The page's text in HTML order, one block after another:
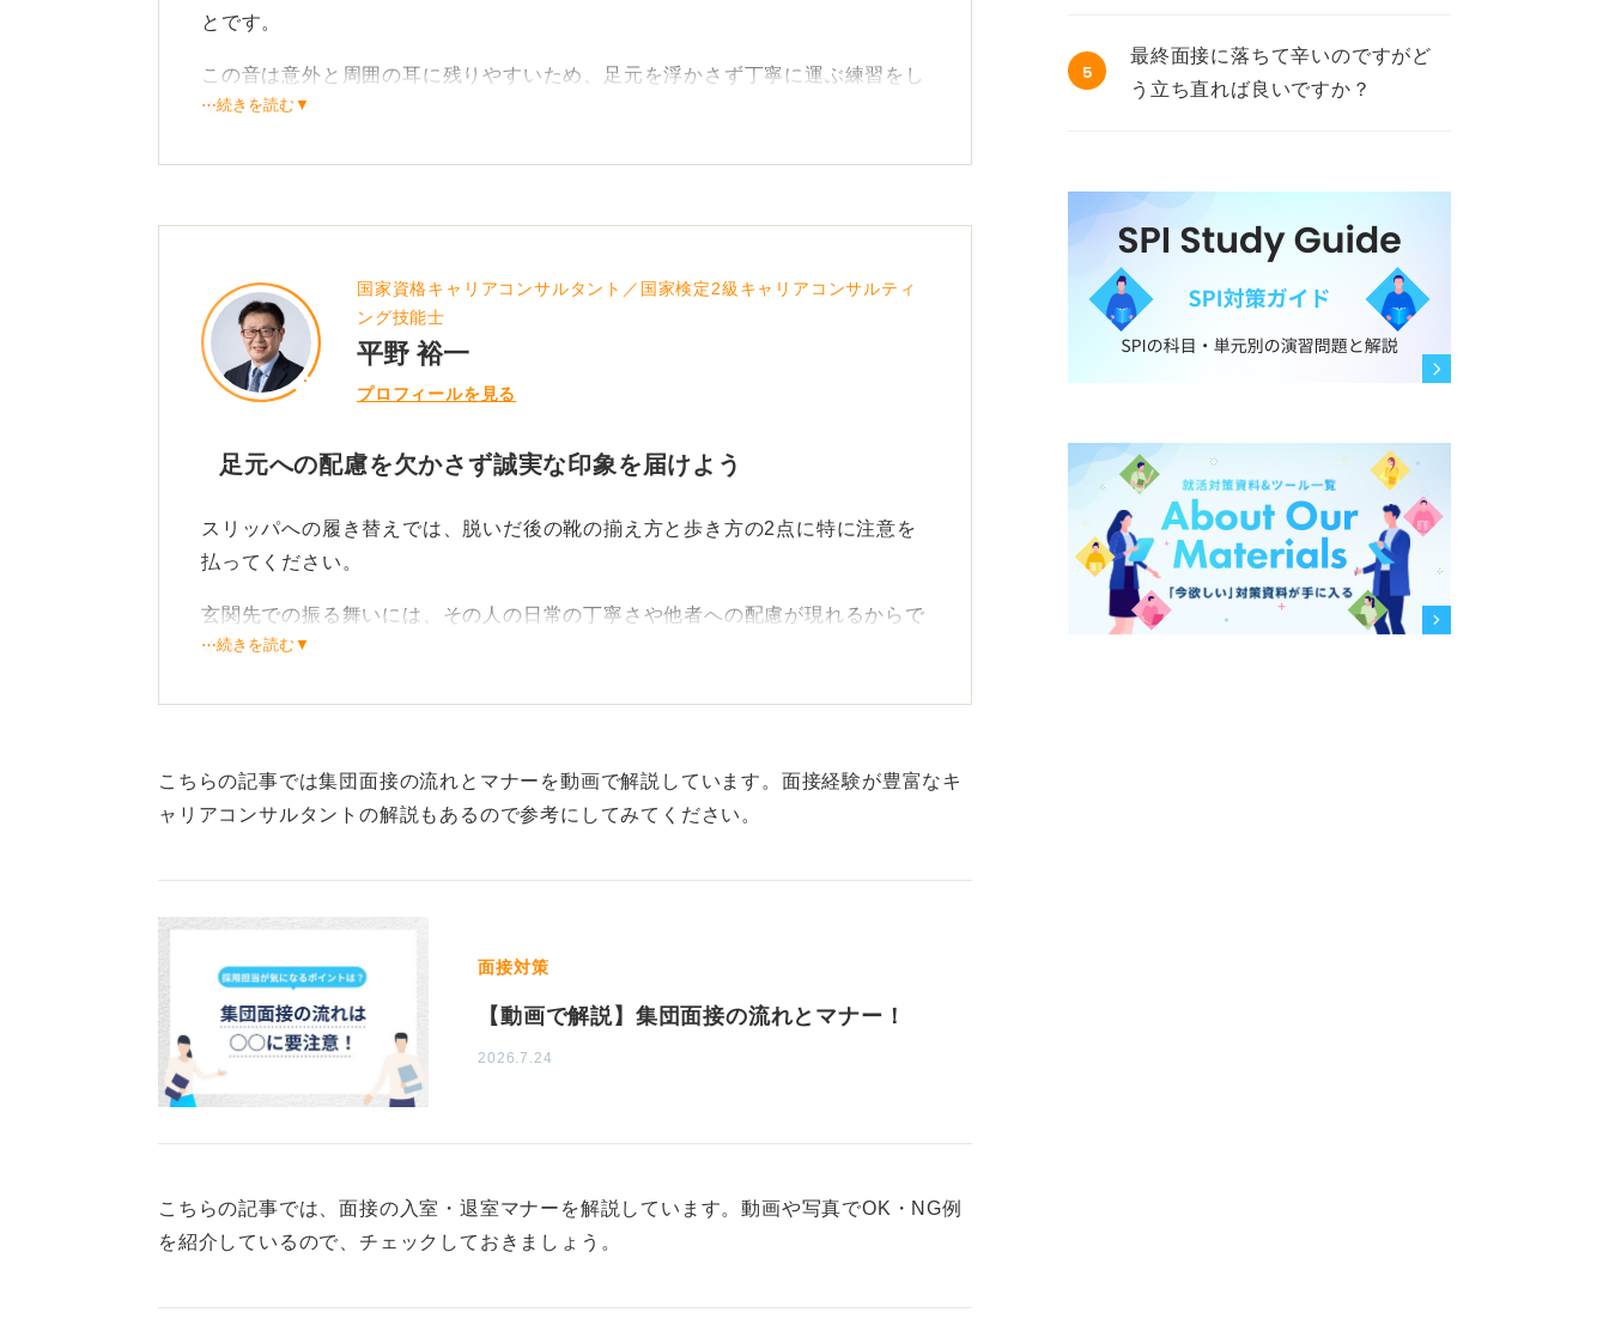
とです。
この音は意外と周囲の耳に残りやすいため、足元を浮かさず丁寧に運ぶ練習をし
ましょう。
靴を脱ぐ際は正面を向き、その後に体の向きを変えて靴を揃えるのが基本的な作
靴を揃える際は受付の方に、完全にお尻を向けないよう斜めの角度を意識すると
丁寧です。
がります。
0
⋯続きを読む▼
国家資格キャリアコンサルタント／国家検定2級キャリアコンサルティ
ング技能士
平野 裕一
プロフィールを見る
足元への配慮を欠かさず誠実な印象を届けよう
スリッパへの履き替えでは、脱いだ後の靴の揃え方と歩き方の2点に特に注意を
払ってください。
玄関先での振る舞いには、その人の日常の丁寧さや他者への配慮が現れるからで
す。
背筋を伸ばして歩き誠実な印象を確立しよう
靴を脱ぐ際は正面を向いて脱ぎ上がった後に膝をついて、つま先を出口に向けて
端に揃えるのがマナーです。
実で落ち着いた印象を確立することができます。
⋯続きを読む▼
こちらの記事では集団面接の流れとマナーを動画で解説しています。面接経験が豊富なキ
ャリアコンサルタントの解説もあるので参考にしてみてください。
面接対策
【動画で解説】集団面接の流れとマナー！
2026.7.24
こちらの記事では、面接の入室・退室マナーを解説しています。動画や写真でOK・NG例
を紹介しているので、チェックしておきましょう。
5
最終面接に落ちて辛いのですがど
う立ち直れば良いですか？